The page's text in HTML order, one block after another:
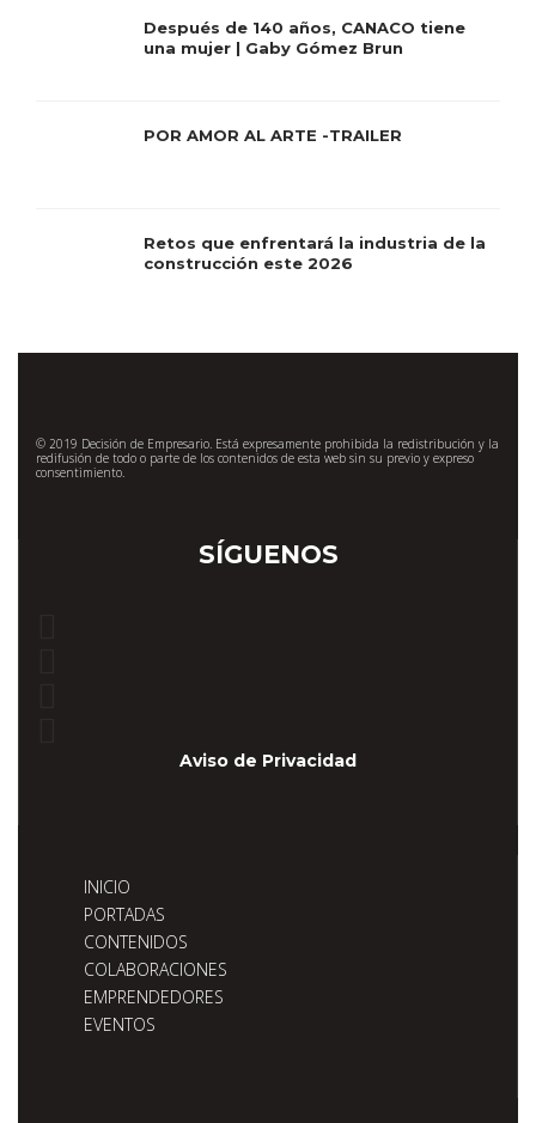
Después de 140 años, CANACO tiene
una mujer | Gaby Gómez Brun
POR AMOR AL ARTE -TRAILER
Retos que enfrentará la industria de la
construcción este 2026
© 2019 Decisión de Empresario. Está expresamente prohibida la redistribución y la
redifusión de todo o parte de los contenidos de esta web sin su previo y expreso
consentimiento.
SÍGUENOS
Aviso de Privacidad
INICIO
PORTADAS
CONTENIDOS
COLABORACIONES
EMPRENDEDORES
EVENTOS